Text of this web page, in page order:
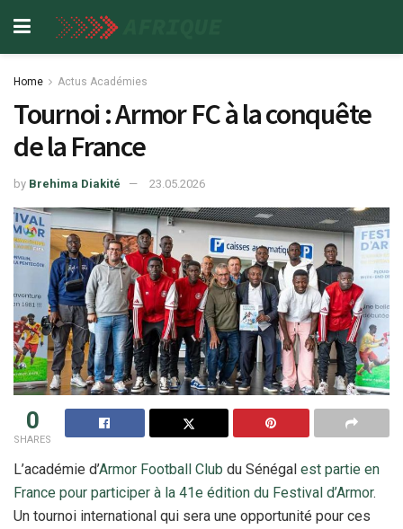
Home Actus Académies
Tournoi : Armor FC à la conquête
de la France
by Brehima Diakité 23.05.2026
0
SHARES
L’académie d’Armor Football Club du Sénégal est partie en
France pour participer à la 41e édition du Festival d’Armor.
Un tournoi international qui sera une opportunité pour ces